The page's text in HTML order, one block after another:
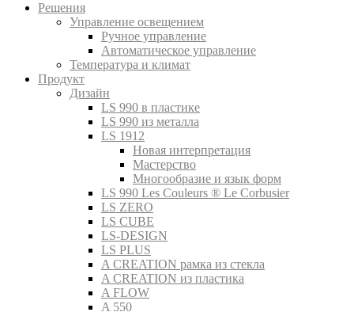
Решения
Управление освещением
Ручное управление
Автоматическое управление
Температура и климат
Продукт
Дизайн
LS 990 в пластике
LS 990 из металла
LS 1912
Новая интерпретация
Мастерство
Многообразие и язык форм
LS 990 Les Couleurs ® Le Corbusier
LS ZERO
LS CUBE
LS-DESIGN
LS PLUS
A CREATION рамка из стекла
A CREATION из пластика
A FLOW
A 550